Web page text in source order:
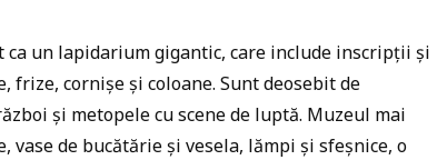
ca un lapidarium gigantic, care include inscripții și
cornișe și coloane. Sunt deosebit de
și metopele cu scene de luptă. Muzeul mai
vase de bucătărie și vesela, lămpi și sfeșnice, o